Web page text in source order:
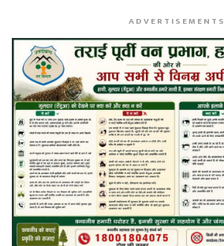
ADVERTISEMENTS